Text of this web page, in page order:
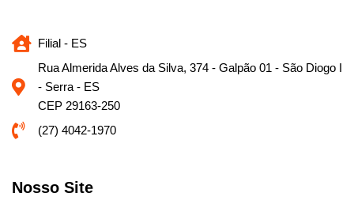
Filial - ES
Rua Almerida Alves da Silva, 374 - Galpão 01 - São Diogo I
- Serra - ES
CEP 29163-250
(27) 4042-1970
Nosso Site